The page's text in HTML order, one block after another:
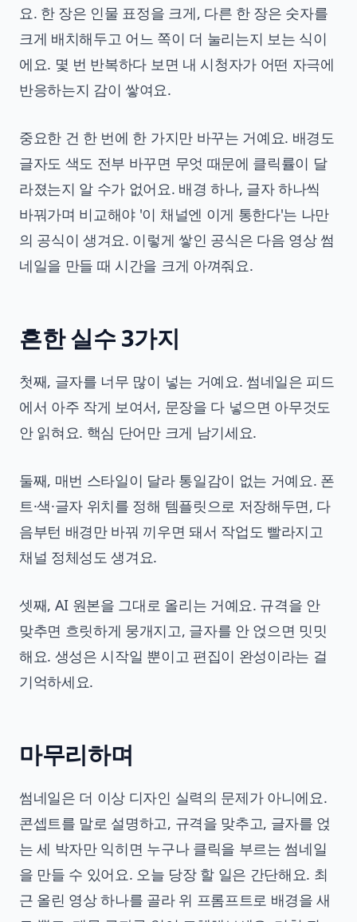
요. 한 장은 인물 표정을 크게, 다른 한 장은 숫자를
크게 배치해두고 어느 쪽이 더 눌리는지 보는 식이
에요. 몇 번 반복하다 보면 내 시청자가 어떤 자극에
반응하는지 감이 쌓여요.
중요한 건 한 번에 한 가지만 바꾸는 거예요. 배경도
글자도 색도 전부 바꾸면 무엇 때문에 클릭률이 달
라졌는지 알 수가 없어요. 배경 하나, 글자 하나씩
바꿔가며 비교해야 '이 채널엔 이게 통한다'는 나만
의 공식이 생겨요. 이렇게 쌓인 공식은 다음 영상 썸
네일을 만들 때 시간을 크게 아껴줘요.
흔한 실수 3가지
첫째, 글자를 너무 많이 넣는 거예요. 썸네일은 피드
에서 아주 작게 보여서, 문장을 다 넣으면 아무것도
안 읽혀요. 핵심 단어만 크게 남기세요.
둘째, 매번 스타일이 달라 통일감이 없는 거예요. 폰
트·색·글자 위치를 정해 템플릿으로 저장해두면, 다
음부턴 배경만 바꿔 끼우면 돼서 작업도 빨라지고
채널 정체성도 생겨요.
셋째, AI 원본을 그대로 올리는 거예요. 규격을 안
맞추면 흐릿하게 뭉개지고, 글자를 안 얹으면 밋밋
해요. 생성은 시작일 뿐이고 편집이 완성이라는 걸
기억하세요.
마무리하며
썸네일은 더 이상 디자인 실력의 문제가 아니에요.
콘셉트를 말로 설명하고, 규격을 맞추고, 글자를 얹
는 세 박자만 익히면 누구나 클릭을 부르는 썸네일
을 만들 수 있어요. 오늘 당장 할 일은 간단해요. 최
근 올린 영상 하나를 골라 위 프롬프트로 배경을 새